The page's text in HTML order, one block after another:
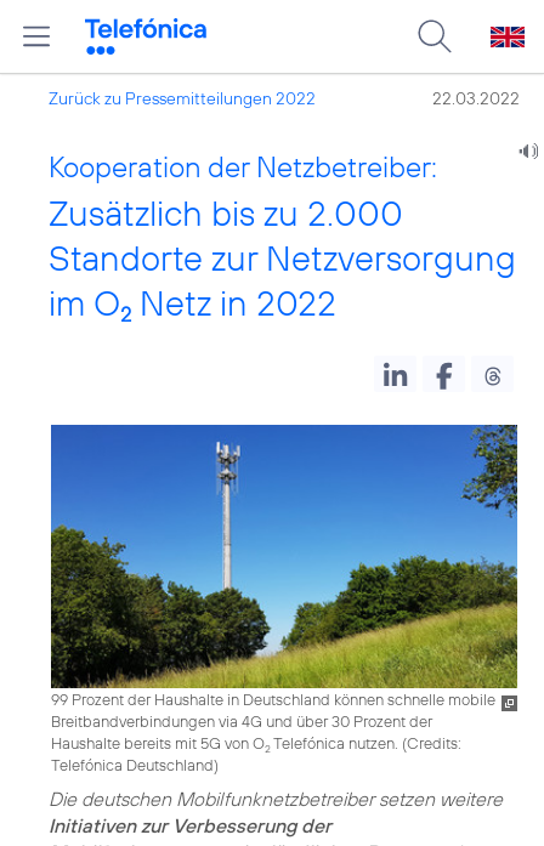
Zurück zu Pressemitteilungen 2022 22.03.2022
Kooperation der Netzbetreiber:
Zusätzlich bis zu 2.000
Standorte zur Netzversorgung
im O2 Netz in 2022
99 Prozent der Haushalte in Deutschland können schnelle mobile
Breitbandverbindungen via 4G und über 30 Prozent der
Haushalte bereits mit 5G von O2Telefónica nutzen. (Credits:
Telefónica Deutschland)
Die deutschen Mobilfunknetzbetreiber setzen weitere
Initiativen zur Verbesserung der